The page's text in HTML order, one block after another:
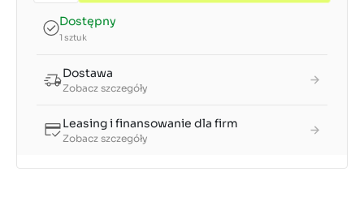
Dostępny
1 sztuk
Dostawa
Zobacz szczegóły
Leasing i finansowanie dla firm
Zobacz szczegóły